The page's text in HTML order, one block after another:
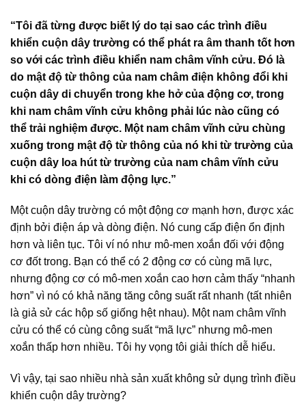
“Tôi đã từng được biết lý do tại sao các trình điều
khiển cuộn dây trường có thể phát ra âm thanh tốt hơn
so với các trình điều khiển nam châm vĩnh cửu. Đó là
do mật độ từ thông của nam châm điện không đổi khi
cuộn dây di chuyển trong khe hở của động cơ, trong
khi nam châm vĩnh cửu không phải lúc nào cũng có
thể trải nghiệm được. Một nam châm vĩnh cửu chùng
xuống trong mật độ từ thông của nó khi từ trường của
cuộn dây loa hút từ trường của nam châm vĩnh cửu
khi có dòng điện làm động lực.”
Một cuộn dây trường có một động cơ mạnh hơn, được xác
định bởi điện áp và dòng điện. Nó cung cấp điện ổn định
hơn và liên tục. Tôi ví nó như mô-men xoắn đối với động
cơ đốt trong. Bạn có thể có 2 động cơ có cùng mã lực,
nhưng động cơ có mô-men xoắn cao hơn cảm thấy “nhanh
hơn” vì nó có khả năng tăng công suất rất nhanh (tất nhiên
là giả sử các hộp số giống hệt nhau). Một nam châm vĩnh
cửu có thể có cùng công suất “mã lực” nhưng mô-men
xoắn thấp hơn nhiều. Tôi hy vọng tôi giải thích dễ hiểu.
Vì vậy, tại sao nhiều nhà sản xuất không sử dụng trình điều
khiển cuộn dây trường?